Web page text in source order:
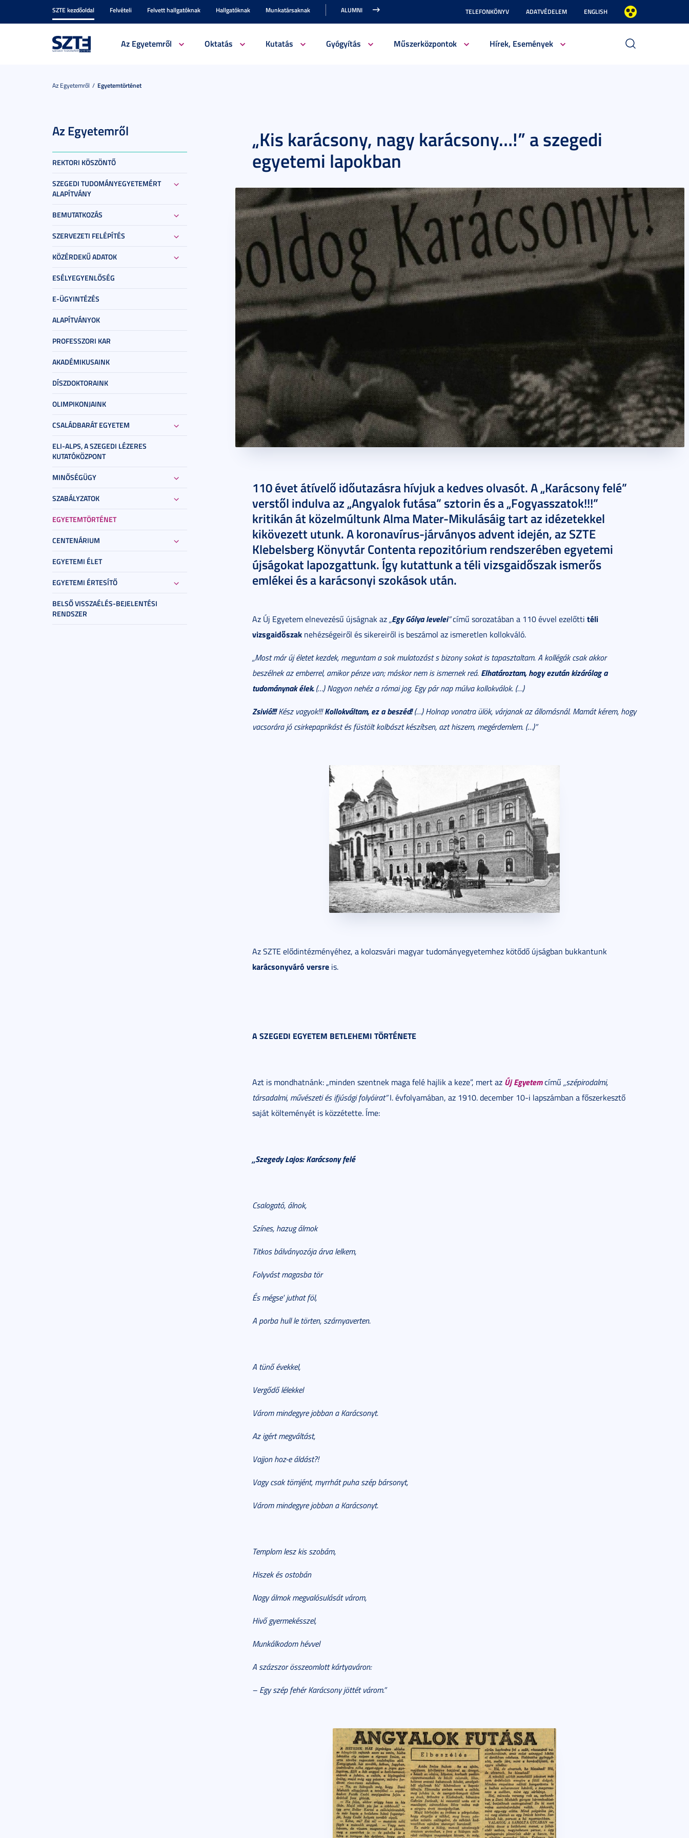
SZTE kezdőoldal Felvételi Felvett hallgatóknak Hallgatóknak Munkatársaknak ALUMNI TELEFONKÖNYV ADATVÉDELEM ENGLISH
Az Egyetemről Oktatás Kutatás Gyógyítás Műszerközpontok Hírek, Események
Az Egyetemről Egyetemtörténet
Az Egyetemről
REKTORI KÖSZÖNTŐ
SZEGEDI TUDOMÁNYEGYETEMÉRT
ALAPÍTVÁNY
BEMUTATKOZÁS
SZERVEZETI FELÉPÍTÉS
KÖZÉRDEKŰ ADATOK
ESÉLYEGYENLŐSÉG
E-ÜGYINTÉZÉS
ALAPÍTVÁNYOK
PROFESSZORI KAR
AKADÉMIKUSAINK
DÍSZDOKTORAINK
OLIMPIKONJAINK
CSALÁDBARÁT EGYETEM
ELI-ALPS, A SZEGEDI LÉZERES
KUTATÓKÖZPONT
MINŐSÉGÜGY
SZABÁLYZATOK
EGYETEMTÖRTÉNET
CENTENÁRIUM
EGYETEMI ÉLET
EGYETEMI ÉRTESÍTŐ
BELSŐ VISSZAÉLÉS-BEJELENTÉSI
RENDSZER
„Kis karácsony, nagy karácsony…!” a szegedi
egyetemi lapokban
110 évet átívelő időutazásra hívjuk a kedves olvasót. A „Karácsony felé”
verstől indulva az „Angyalok futása” sztorin és a „Fogyasszatok!!!”
kritikán át közelmúltunk Alma Mater-Mikulásáig tart az idézetekkel
kikövezett utunk. A koronavírus-járványos advent idején, az SZTE
Klebelsberg Könyvtár Contenta repozitórium rendszerében egyetemi
újságokat lapozgattunk. Így kutattunk a téli vizsgaidőszak ismerős
emlékei és a karácsonyi szokások után.
Az Új Egyetem elnevezésű újságnak az„Egy Gólya levelei”című sorozatában a 110 évvel ezelőtti téli
vizsgaidőszak nehézségeiről és sikereiről is beszámol az ismeretlen kollokváló.
„Most már új életet kezdek, meguntam a sok mulatozást s bizony sokat is tapasztaltam. A kollégák csak akkor
beszélnek az emberrel, amikor pénze van; máskor nem is ismernek reá. Elhatároztam, hogy ezután kizárólag a
tudománynak élek.(…) Nagyon nehéz a római jog. Egy pár nap múlva kollokválok. (…)
Zsivió!!! Kész vagyok!!!Kollokváltam, ez a beszéd!(…) Holnap vonatra ülök, várjanak az állomásnál. Mamát kérem, hogy
vacsorára jó csirkepaprikást és füstölt kolbászt készítsen, azt hiszem, megérdemlem. (…)”
Az SZTE elődintézményéhez, a kolozsvári magyar tudományegyetemhez kötődő újságban bukkantunk
karácsonyváró versre is.
A SZEGEDI EGYETEM BETLEHEMI TÖRTÉNETE
Azt is mondhatnánk: „minden szentnek maga felé hajlik a keze”, mert az Új Egyetemcímű „szépirodalmi,
társadalmi, művészeti és ifjúsági folyóirat”I. évfolyamában, az 1910. december 10-i lapszámban a főszerkesztő
saját költeményét is közzétette. Íme:
„Szegedy Lajos: Karácsony felé
Csalogató, álnok,
Színes, hazug álmok
Titkos bálványozója árva lelkem,
Folyvást magasba tör
És mégse' juthat föl,
A porba hull le törten, szárnyaverten.
A tünő évekkel,
Vergődő lélekkel
Várom mindegyre jobban a Karácsonyt.
Az igért megváltást,
Vajjon hoz-e áldást?!
Vagy csak tömjént, myrrhát puha szép bársonyt,
Várom mindegyre jobban a Karácsonyt.
Templom lesz kis szobám,
Hiszek és ostobán
Nagy álmok megvalósulását várom,
Hivő gyermekésszel,
Munkálkodom hévvel
A százszor összeomlott kártyaváron:
– Egy szép fehér Karácsony jöttét várom.”